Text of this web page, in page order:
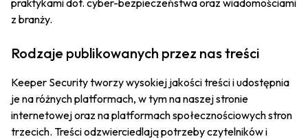
praktykami dot. cyber-bezpieczeństwa oraz wiadomościami
z branży.
Rodzaje publikowanych przez nas treści
Keeper Security tworzy wysokiej jakości treści i udostępnia
je na różnych platformach, w tym na naszej stronie
internetowej oraz na platformach społecznościowych stron
trzecich. Treści odzwierciedlają potrzeby czytelników i